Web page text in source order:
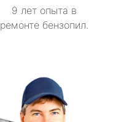
9 лет опыта в
ремонте бензопил.